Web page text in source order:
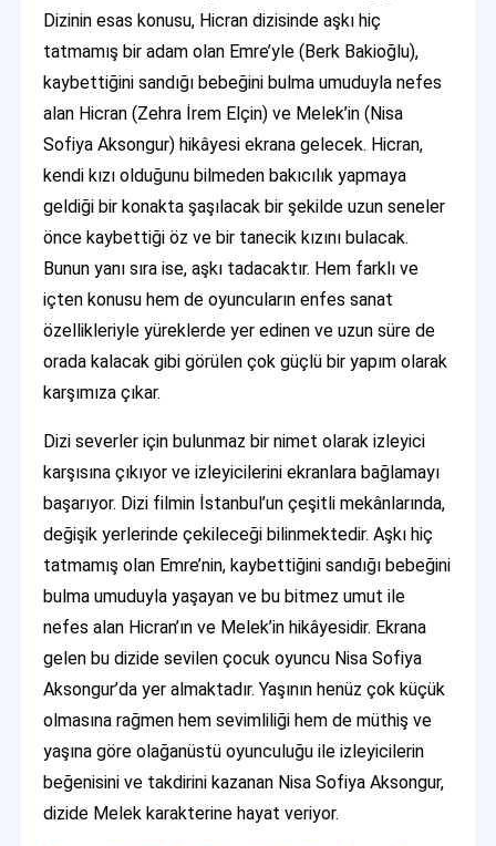
Dizinin esas konusu, Hicran dizisinde aşkı hiç
tatmamış bir adam olan Emre’yle (Berk Bakioğlu),
kaybettiğini sandığı bebeğini bulma umuduyla nefes
alan Hicran (Zehra İrem Elçin) ve Melek’in (Nisa
Sofiya Aksongur) hikâyesi ekrana gelecek. Hicran,
kendi kızı olduğunu bilmeden bakıcılık yapmaya
geldiği bir konakta şaşılacak bir şekilde uzun seneler
önce kaybettiği öz ve bir tanecik kızını bulacak.
Bunun yanı sıra ise, aşkı tadacaktır. Hem farklı ve
içten konusu hem de oyuncuların enfes sanat
özellikleriyle yüreklerde yer edinen ve uzun süre de
orada kalacak gibi görülen çok güçlü bir yapım olarak
karşımıza çıkar.
Dizi severler için bulunmaz bir nimet olarak izleyici
karşısına çıkıyor ve izleyicilerini ekranlara bağlamayı
başarıyor. Dizi filmin İstanbul’un çeşitli mekânlarında,
değişik yerlerinde çekileceği bilinmektedir. Aşkı hiç
tatmamış olan Emre’nin, kaybettiğini sandığı bebeğini
bulma umuduyla yaşayan ve bu bitmez umut ile
nefes alan Hicran’ın ve Melek’in hikâyesidir. Ekrana
gelen bu dizide sevilen çocuk oyuncu Nisa Sofiya
Aksongur’da yer almaktadır. Yaşının henüz çok küçük
olmasına rağmen hem sevimliliği hem de müthiş ve
yaşına göre olağanüstü oyunculuğu ile izleyicilerin
beğenisini ve takdirini kazanan Nisa Sofiya Aksongur,
dizide Melek karakterine hayat veriyor.